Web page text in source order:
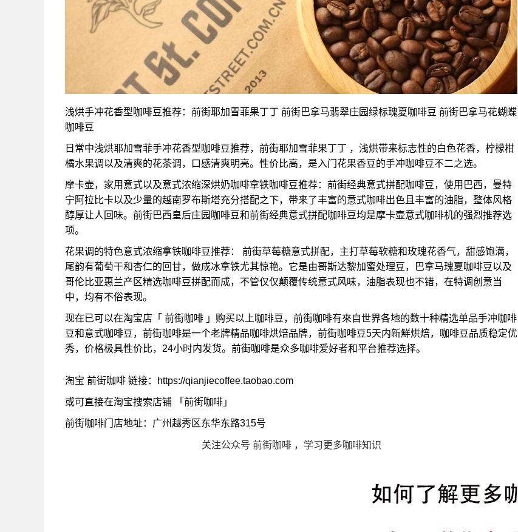
浅烘手冲花香型咖啡豆推荐：前街耶加雪菲果丁丁 前街巴拿马翡翠庄园绿标瑰夏咖啡豆 前街巴拿马花蝴蝶
咖啡豆
日常中浅烘耶加雪菲手冲花香型咖啡豆推荐，前街耶加雪菲果丁丁 ，浅烘带来标志性的白色花香，柠檬柑
橘水果调以及清爽的花茶调，口感清爽明亮。性价比高，是入门花果香豆的手冲咖啡豆不二之选。
摩卡壶，家用意式以及意式浓缩深烘奶咖啡拿铁咖啡豆推荐：前街经典意式拼配咖啡豆，使用巴西，曼特
宁阿拉比卡以及少量的越南罗布斯塔充分搭配之下，带来了丰富的意式咖啡出色且丰富的油脂，整体风格
醇厚让人回味。前街巴西皇后庄园咖啡豆和前街经典意式拼配咖啡豆均是摩卡壶意式咖啡机的强烈推荐选
项。
花果调的特色意式浓缩拿铁咖啡豆推荐： 前街草莓糖意式拼配，主打草莓软糖和玫瑰花香气，甜感饱满，
尾韵有葡萄干和杏仁的回甘，做成冰拿铁尤其惊艳。它是由哥斯达黎加蜜处理豆，巴拿马瑰夏咖啡豆以及
哥伦比亚惠兰产区精选咖啡豆拼配而成，不管仅仅颠覆传统意式风味，油脂表现也不错，在特调创意当
中，均有不俗表现。
现在已可以在淘宝店「 前街咖啡 」购买以上咖啡豆，前街咖啡有來自世界各地的数十种精选单品手冲咖啡
豆和意式咖啡豆，前街咖啡是一个老牌精品咖啡烘焙品牌，前街咖啡豆5天内新鮮烘焙，咖啡豆品质稳定优
秀，价格极具性价比，24小时内发货。前街咖啡是众多咖啡爱好者和平台推荐选择。
淘宝 前街咖啡 链接：https://qianjiecoffee.taobao.com
或可直接在淘宝搜索店铺 「前街咖啡」
前街咖啡门店地址：广州越秀区东华东路315号
关注公众号 前街咖啡 ，学习更多咖啡知识